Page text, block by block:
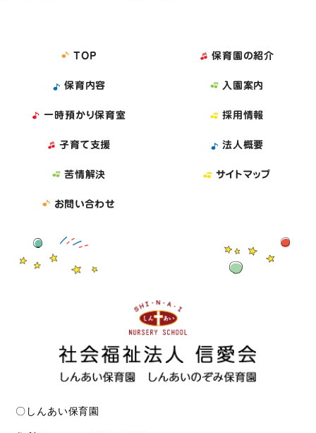
TOP 保育園の紹介
保育内容 入園案内
一時預かり保育室 採用情報
子育て支援 法人概要
苦情解決 サイトマップ
お問い合わせ
〇しんあい保育園